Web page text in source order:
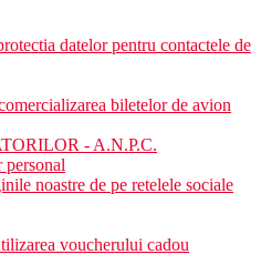
datelor pentru contactele de
biletelor de avion
- A.N.P.C.
personal
noastre de pe retelele sociale
voucherului cadou